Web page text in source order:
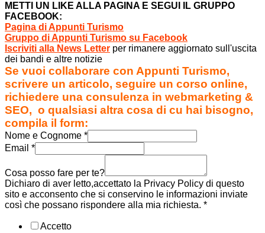
METTI UN LIKE ALLA PAGINA E SEGUI IL GRUPPO
FACEBOOK:
Pagina di Appunti Turismo
Gruppo di Appunti Turismo su Facebook
Iscriviti alla News Letter per rimanere aggiornato sull'uscita
dei bandi e altre notizie
Se vuoi collaborare con Appunti Turismo,
scrivere un articolo, seguire un corso online,
richiedere una consulenza in webmarketing &
SEO, o qualsiasi altra cosa di cu hai bisogno,
compila il form:
Nome e Cognome *
Email *
Cosa posso fare per te?
Dichiaro di aver letto,accettato la Privacy Policy di questo
sito e acconsento che si conservino le informazioni inviate
così che possano rispondere alla mia richiesta. *
Accetto